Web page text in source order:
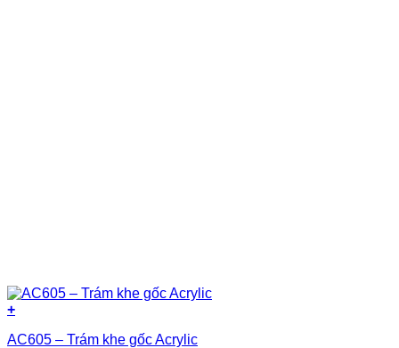
+
AC605 – Trám khe gốc Acrylic